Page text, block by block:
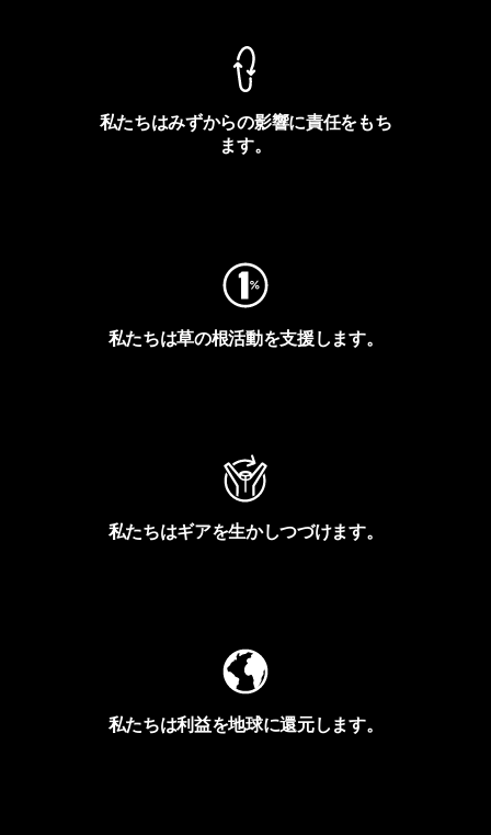
私たちはみずからの影響に責任をもち
ます。
私たちは草の根活動を支援します。
私たちはギアを生かしつづけます。
私たちは利益を地球に還元します。